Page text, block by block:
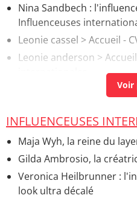
Nina Sandbech :
Influenceuses
Leonie cassel > Accueil -
Leonie anderson >
Margaret Zhang :
INFLUENCEUSES
Maja Wyh, la reine du
Gilda Ambrosio, la
Veronica Heilbrunner :
look ultra décalé